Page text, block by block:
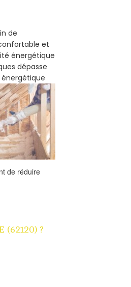
de
et
énergétique
dépasse
énergétique
de réduire
(62120) ?